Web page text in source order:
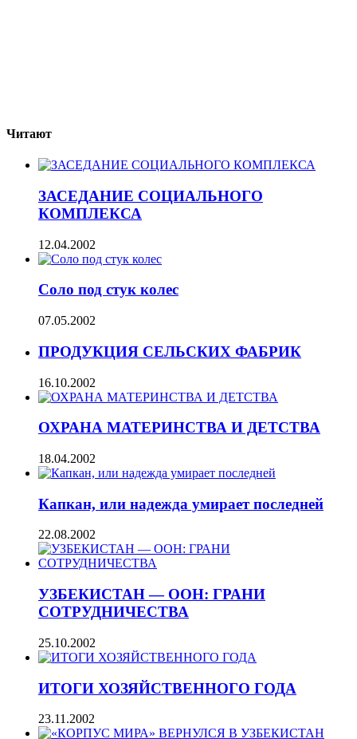
Читают
ЗАСЕДАНИЕ СОЦИАЛЬНОГО
КОМПЛЕКСА
12.04.2002
Соло под стук колес
07.05.2002
ПРОДУКЦИЯ СЕЛЬСКИХ ФАБРИК
16.10.2002
ОХРАНА МАТЕРИНСТВА И ДЕТСТВА
18.04.2002
Капкан, или надежда умирает последней
22.08.2002
УЗБЕКИСТАН — ООН: ГРАНИ
СОТРУДНИЧЕСТВА
25.10.2002
ИТОГИ ХОЗЯЙСТВЕННОГО ГОДА
23.11.2002